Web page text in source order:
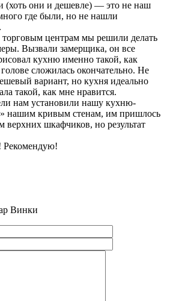
(хоть они и дешевле) — это не наш
где были, но не нашли
торговым центрам мы решили делать
Вызвали замерщика, он все
кухню именно такой, как
сложилась окончательно. Не
вариант, но кухня идеально
такой, как мне нравится.
нам установили нашу кухню-
нашим кривым стенам, им пришлось
верхних шкафчиков, но результат
Рекомендую!
Винки